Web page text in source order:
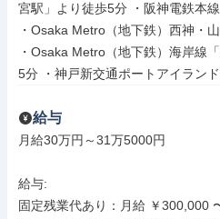
宮駅」より徒歩5分 ・阪神電鉄本
・Osaka Metro（地下鉄）西神・
・Osaka Metro（地下鉄）海岸線
5分 ・神戸新交通ポートアイラン
給与
月給30万円～31万5000円
給与:
固定残業代あり：月給 ￥300,000